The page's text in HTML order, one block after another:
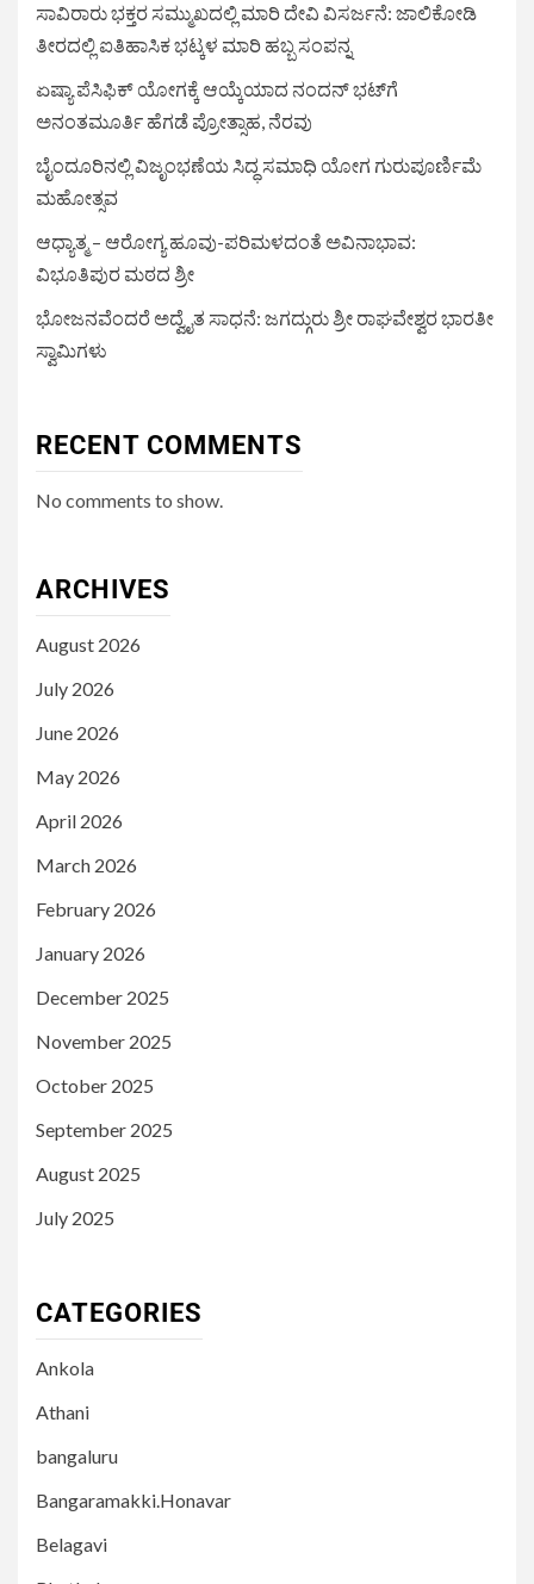
ಸಾವಿರಾರು ಭಕ್ತರ ಸಮ್ಮುಖದಲ್ಲಿ ಮಾರಿ ದೇವಿ ವಿಸರ್ಜನೆ: ಜಾಲಿಕೋಡಿ
ತೀರದಲ್ಲಿ ಐತಿಹಾಸಿಕ ಭಟ್ಕಳ ಮಾರಿ ಹಬ್ಬ ಸಂಪನ್ನ
ಏಷ್ಯಾ ಪೆಸಿಫಿಕ್ ಯೋಗಕ್ಕೆ ಆಯ್ಕೆಯಾದ ನಂದನ್ ಭಟ್‌ಗೆ
ಅನಂತಮೂರ್ತಿ ಹೆಗಡೆ ಪ್ರೋತ್ಸಾಹ, ನೆರವು
ಬೈಂದೂರಿನಲ್ಲಿ ವಿಜೃಂಭಣೆಯ ಸಿದ್ಧ ಸಮಾಧಿ ಯೋಗ ಗುರುಪೂರ್ಣಿಮೆ
ಮಹೋತ್ಸವ
ಆಧ್ಯಾತ್ಮ – ಆರೋಗ್ಯ ಹೂವು-ಪರಿಮಳದಂತೆ ಅವಿನಾಭಾವ:
ವಿಭೂತಿಪುರ ಮಠದ ಶ್ರೀ
ಭೋಜನವೆಂದರೆ ಅದ್ವೈತ ಸಾಧನೆ: ಜಗದ್ಗುರು ಶ್ರೀ ರಾಘವೇಶ್ವರ ಭಾರತೀ
ಸ್ವಾಮಿಗಳು
RECENT COMMENTS
No comments to show.
ARCHIVES
August 2026
July 2026
June 2026
May 2026
April 2026
March 2026
February 2026
January 2026
December 2025
November 2025
October 2025
September 2025
August 2025
July 2025
CATEGORIES
Ankola
Athani
bangaluru
Bangaramakki.Honavar
Belagavi